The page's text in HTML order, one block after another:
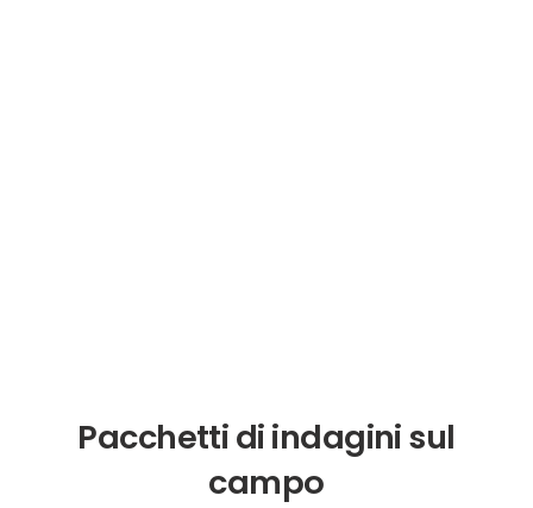
Pacchetti di indagini sul
campo